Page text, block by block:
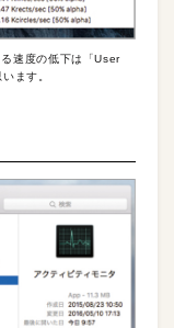
速度の低下は「User
ます。